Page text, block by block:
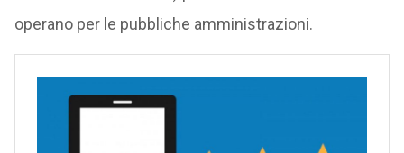
operano per le pubbliche amministrazioni.